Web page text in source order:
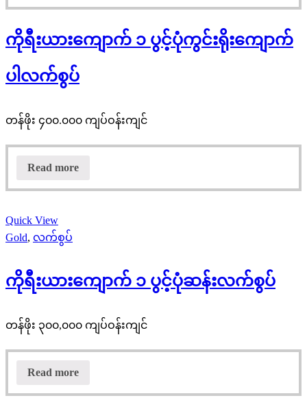
ကိုရီးယားကျောက် ၁ ပွင့်ပုံကွင်းရိုးကျောက်
ပါလက်စွပ်
တန်ဖိုး ၄၀၀.၀၀၀ ကျပ်ဝန်းကျင်
Read more
Quick View
Gold, လက်စွပ်
ကိုရီးယားကျောက် ၁ ပွင့်ပုံဆန်းလက်စွပ်
တန်ဖိုး ၃၀၀,၀၀၀ ကျပ်ဝန်းကျင်
Read more